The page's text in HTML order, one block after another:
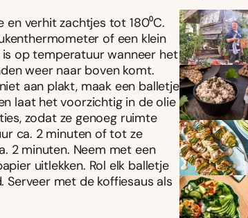
verhit zachtjes tot 180⁰C.
of een klein
op temperatuur wanneer het
weer naar boven komt.
aan plakt, maak een balletje
laat het voorzichtig in de olie
zodat ze genoeg ruimte
ca. 2 minuten of tot ze
2 minuten. Neem met een
uitlekken. Rol elk balletje
Serveer met de koffiesaus als